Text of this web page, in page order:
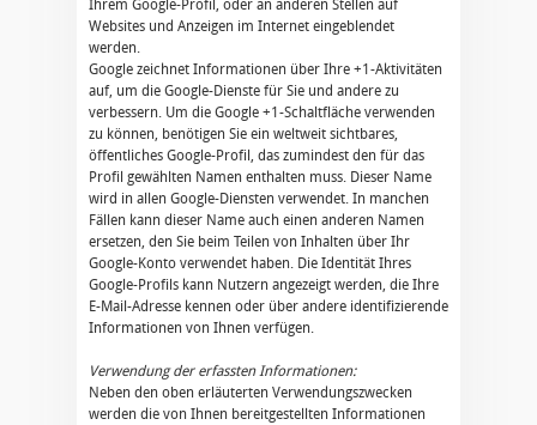
Ihrem Google-Profil, oder an anderen Stellen auf
Websites und Anzeigen im Internet eingeblendet
werden.
Google zeichnet Informationen über Ihre +1-Aktivitäten
auf, um die Google-Dienste für Sie und andere zu
verbessern. Um die Google +1-Schaltfläche verwenden
zu können, benötigen Sie ein weltweit sichtbares,
öffentliches Google-Profil, das zumindest den für das
Profil gewählten Namen enthalten muss. Dieser Name
wird in allen Google-Diensten verwendet. In manchen
Fällen kann dieser Name auch einen anderen Namen
ersetzen, den Sie beim Teilen von Inhalten über Ihr
Google-Konto verwendet haben. Die Identität Ihres
Google-Profils kann Nutzern angezeigt werden, die Ihre
E-Mail-Adresse kennen oder über andere identifizierende
Informationen von Ihnen verfügen.
Verwendung der erfassten Informationen:
Neben den oben erläuterten Verwendungszwecken
werden die von Ihnen bereitgestellten Informationen